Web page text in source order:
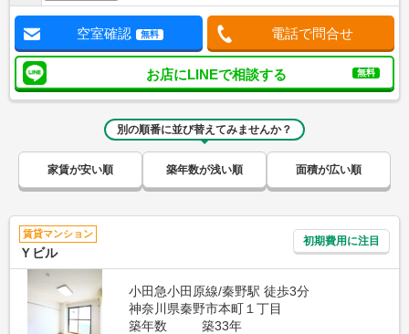
空室確認 無料 電話で問合せ
お店にLINEで相談する 無料
別の順番に並び替えてみませんか？
家賃が安い順 築年数が浅い順 面積が広い順
賃貸マンション
Ｙビル
初期費用に注目
小田急小田原線/秦野駅 徒歩3分
神奈川県秦野市本町１丁目
築年数
築33年